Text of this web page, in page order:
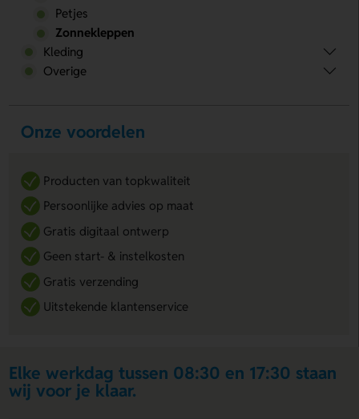
Petjes
Zonnekleppen
Kleding
Overige
Onze voordelen
Producten van topkwaliteit
Persoonlijke advies op maat
Gratis digitaal ontwerp
Geen start- & instelkosten
Gratis verzending
Uitstekende klantenservice
Elke werkdag tussen 08:30 en 17:30 staan
wij voor je klaar.